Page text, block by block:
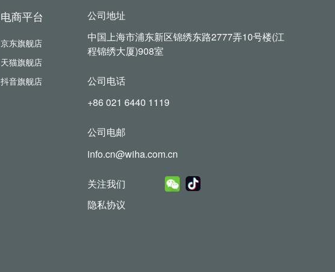
电商平台
京东旗舰店
天猫旗舰店
抖音旗舰店
公司地址
中国上海市浦东新区锦绣东路2777弄10号楼(江
程锦绣大厦)908室
公司电话
+86 021 6440 1119
公司电邮
info.cn@wiha.com.cn
关注我们
隐私协议